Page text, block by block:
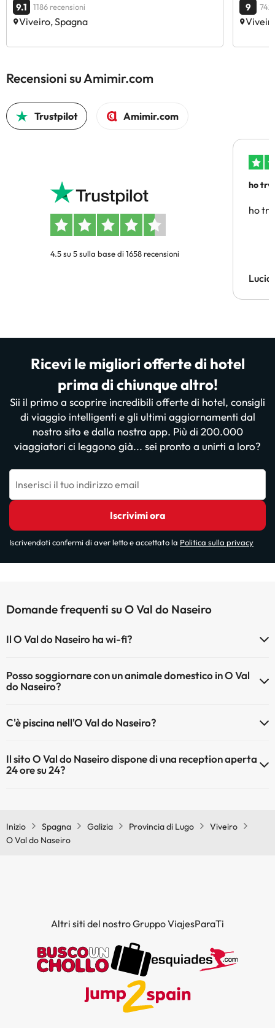
9.1 1186 recensioni
Viveiro, Spagna
9 742
Recensioni su Amimir.com
Trustpilot Amimir.com
4.5 su 5 sulla base di 1658 recensioni
ho
ho
Lucia
Ricevi le migliori offerte di hotel
prima di chiunque altro!
Sii il primo a scoprire incredibili offerte di hotel, consigli
di viaggio intelligenti e gli ultimi aggiornamenti dal
nostro sito e dalla nostra app. Più di 200.000
viaggiatori ci leggono già... sei pronto a unirti a loro?
Inserisci il tuo indirizzo email
Iscrivimi ora
Iscrivendoti confermi di aver letto e accettato la Politica sulla privacy
Domande frequenti su O Val do Naseiro
Il O Val do Naseiro ha wi-fi?
Posso soggiornare con un animale domestico in O Val
do Naseiro?
C'è piscina nell'O Val do Naseiro?
Qui potete trovare maggiori informazioni sulla piscina e sulle altri
installazioni.
Il sito O Val do Naseiro dispone di una reception aperta
24 ore su 24?
Inizio Spagna Galizia Provincia di Lugo
Viveiro
O Val do Naseiro
Altri siti del nostro Gruppo ViajesParaTi